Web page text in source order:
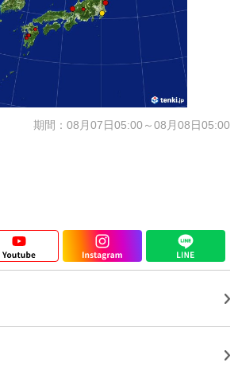
期間：08月07日05:00～08月08日05:00